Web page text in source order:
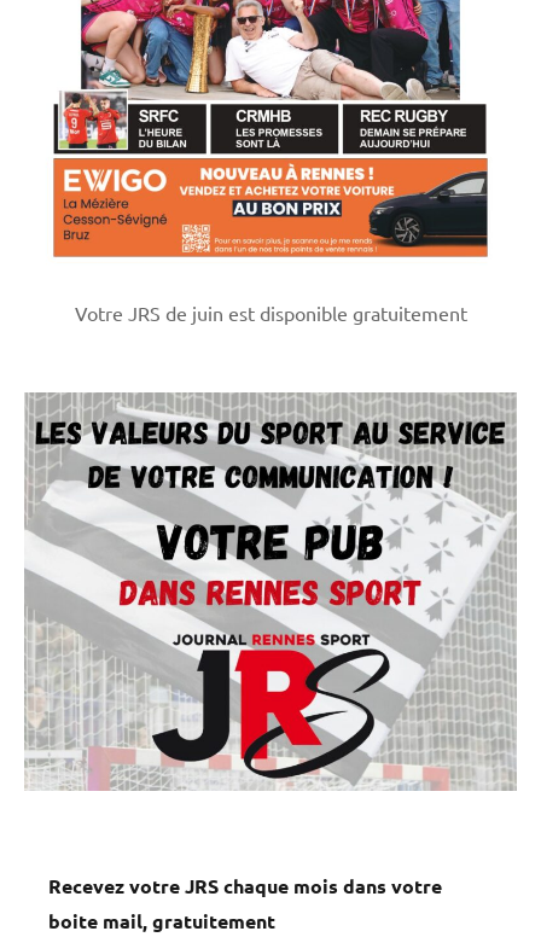
Votre JRS de juin est disponible gratuitement
Recevez votre JRS chaque mois dans votre
boite mail, gratuitement